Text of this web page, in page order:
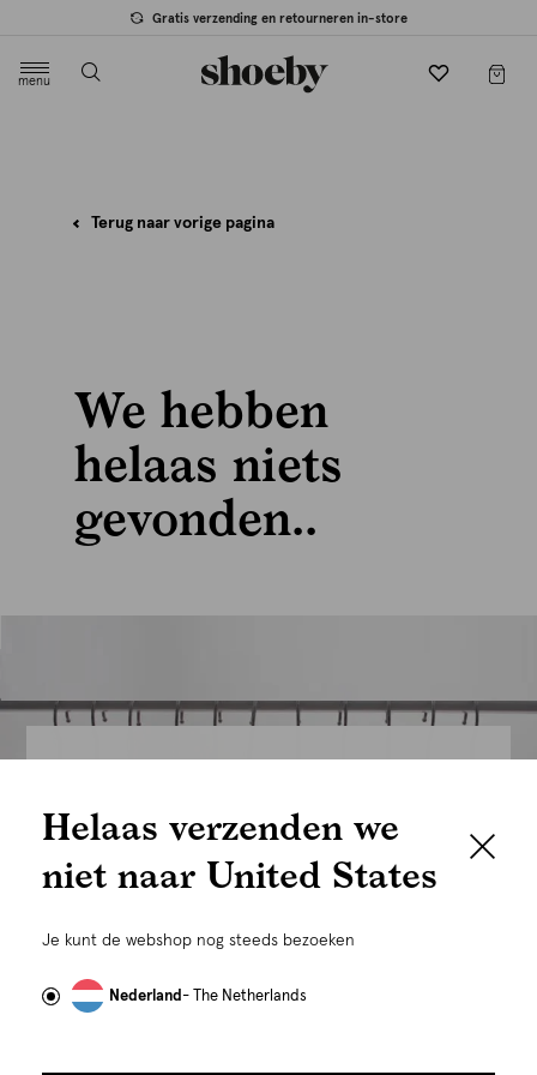
graag persoonlijk
gebruiken wij cookies en daarmee vergelijkbare
om advertenties te personaliseren...
Gratis verzending en retourneren in-store
menu
Terug naar vorige pagina
We hebben
helaas niets
gevonden..
Helaas verzenden we
niet naar United States
Je kunt de webshop nog steeds bezoeken
Nederland- The Netherlands